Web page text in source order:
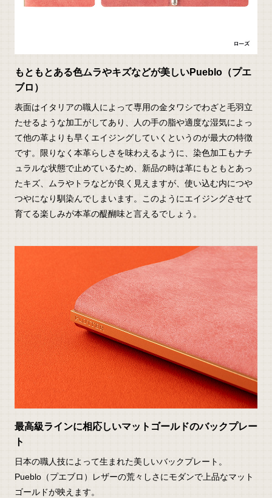
もともとある色ムラやキズなどが美しいPueblo（プエ
ブロ）
表面はイタリアの職人によって専用の金タワシでわざと毛羽立
たせるような加工がしてあり、人の手の脂や適度な湿気によっ
て他の革よりも早くエイジングしていくというのが最大の特徴
です。限りなく本革らしさを味わえるように、染色加工もナチ
ュラルな状態で止めているため、新品の時は革にもともとあっ
たキズ、ムラやトラなどが良く見えますが、使い込む内につや
つやになり馴染んでしまいます。このようにエイジングさせて
育てる楽しみが本革の醍醐味と言えるでしょう。
最高級ラインに相応しいマットゴールドのバックプレー
ト
日本の職人技によって生まれた美しいバックプレート。
Pueblo（プエブロ）レザーの荒々しさにモダンで上品なマット
ゴールドが映えます。